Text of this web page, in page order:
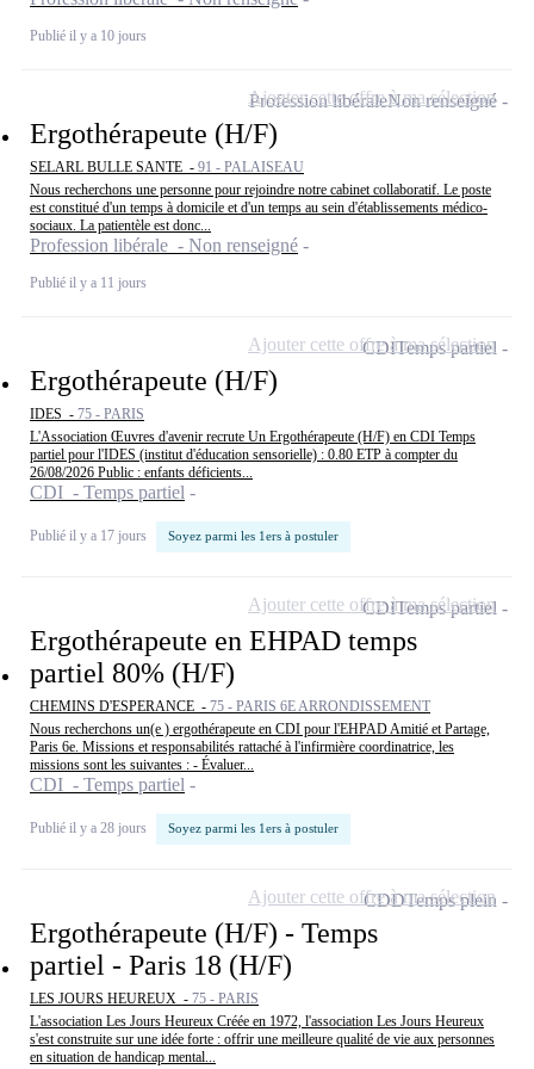
Publié il y a 10 jours
Ergothérapeute (H/F)
SELARL BULLE SANTE - 91 - PALAISEAU
Nous recherchons une personne pour rejoindre notre cabinet collaboratif. Le poste
est constitué d'un temps à domicile et d'un temps au sein d'établissements médico-
sociaux. La patientèle est donc...
Profession libérale - Non renseigné
Publié il y a 11 jours
Profession libéraleNon renseigné
Ajouter cette offre à ma sélection
Ergothérapeute (H/F)
IDES - 75 - PARIS
L'Association Œuvres d'avenir recrute Un Ergothérapeute (H/F) en CDI Temps
partiel pour l'IDES (institut d'éducation sensorielle) : 0.80 ETP à compter du
26/08/2026 Public : enfants déficients...
CDI - Temps partiel
Publié il y a 17 jours Soyez parmi les 1ers à postuler
CDITemps partiel
Ajouter cette offre à ma sélection
Ergothérapeute en EHPAD temps
partiel 80% (H/F)
CHEMINS D'ESPERANCE - 75 - PARIS 6E ARRONDISSEMENT
Nous recherchons un(e ) ergothérapeute en CDI pour l'EHPAD Amitié et Partage,
Paris 6e. Missions et responsabilités rattaché à l'infirmière coordinatrice, les
missions sont les suivantes : - Évaluer...
CDI - Temps partiel
Publié il y a 28 jours Soyez parmi les 1ers à postuler
CDITemps partiel
Ajouter cette offre à ma sélection
Ergothérapeute (H/F) - Temps
partiel - Paris 18 (H/F)
LES JOURS HEUREUX - 75 - PARIS
L'association Les Jours Heureux Créée en 1972, l'association Les Jours Heureux
s'est construite sur une idée forte : offrir une meilleure qualité de vie aux personnes
en situation de handicap mental...
CDDTemps plein
Ajouter cette offre à ma sélection